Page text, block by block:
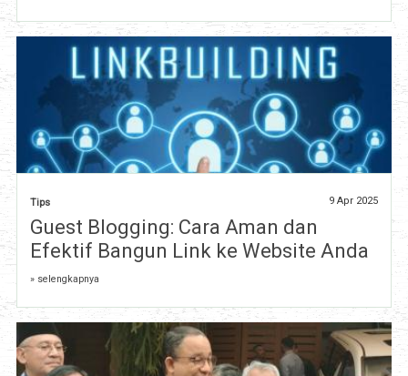
Tips 9 Apr 2025
Guest Blogging: Cara Aman dan
Efektif Bangun Link ke Website Anda
» selengkapnya